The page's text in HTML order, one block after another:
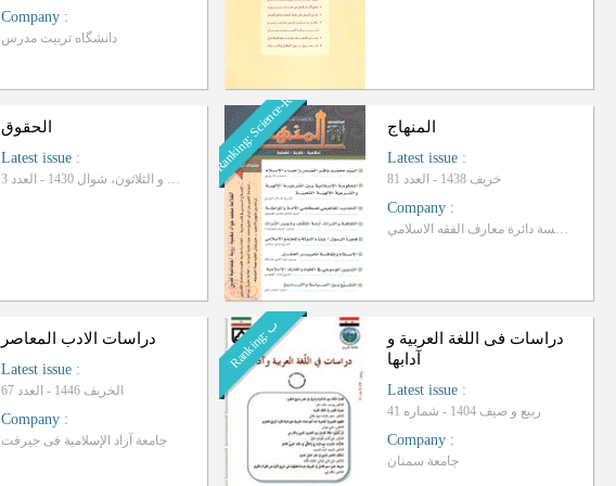
Company :
دانشگاه تربیت مدرس
الحقوق
Latest issue :
السنة الثالثة و الثلاثون، شوال 1430 - العدد 3
Ranking: Science-Research المنهاج
Latest issue :
خریف 1438 - العدد 81
Company :
مؤسسة دائرة معارف الفقه الاسلامي
دراسات الادب المعاصر
Latest issue :
الخریف 1446 - العدد 67
Company :
جامعة آزاد الإسلامیة فی جیرفت
R
a
n
k
i
n
g
:ب
دراسات فی اللغة العربیة و
آدابها
Latest issue :
ربیع و صیف 1404 - شماره 41
Company :
جامعة سمنان